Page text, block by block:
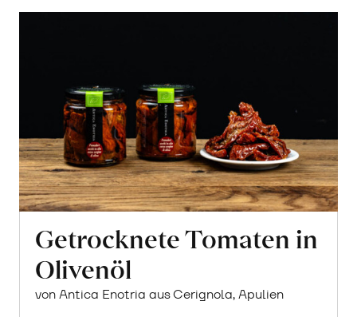
Getrocknete Tomaten in
Olivenöl
von Antica Enotria aus Cerignola, Apulien